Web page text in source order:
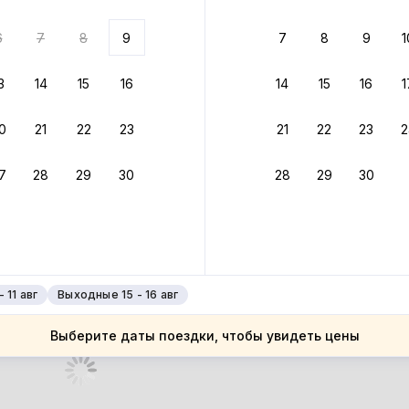
7 8 9
14 15 16
21 22 23
28 29 30
7 8 9
14 15 16
21 22 23
28 29 30
авг Выходные 15 - 16 авг
Выберите даты поездки, чтобы увидеть цены
4%